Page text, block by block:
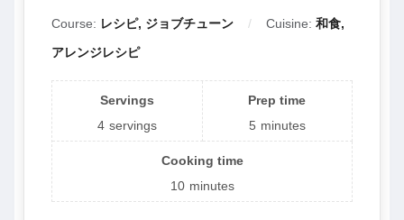
Course: レシピ, ジョブチューン Cuisine: 和食,
アレンジレシピ
Servings
4 servings
Prep time
5 minutes
Cooking time
10 minutes